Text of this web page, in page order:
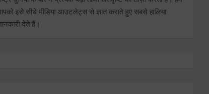
इसे सीधे मीडिया आउटलेट्स से ज्ञात कराते हुए सबसे हालिया
देते हैं।